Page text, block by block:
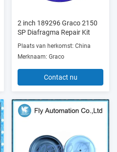
2 inch 189296 Graco 2150
SP Diafragma Repair Kit
Plaats van herkomst: China
Merknaam: Graco
Contact nu